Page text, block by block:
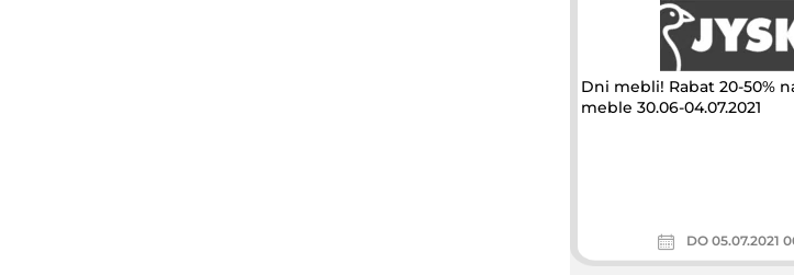
Dni mebli! Rabat 20-50%
meble 30.06-04.07.2021
DO 05.07.2021